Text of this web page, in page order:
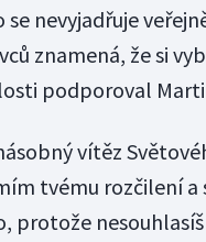
se nevyjadřuje
znamená, že si
podporoval
vítěz
tvému rozčilení
protože